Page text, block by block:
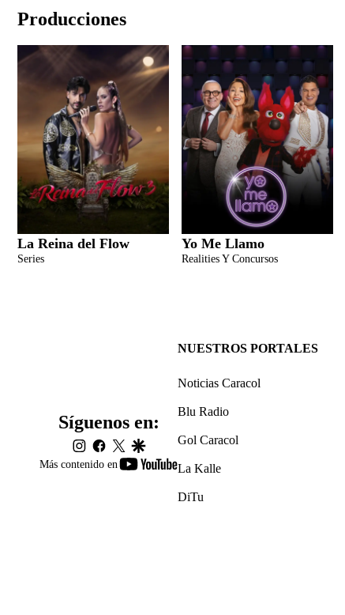
Producciones
La Reina del Flow
Series
Yo Me Llamo
Realities Y Concursos
Más contenido en
youtube-
Síguenos en:
instagram
facebook
twittergoogle
NUESTROS PORTALES
Noticias Caracol
Blu Radio
Gol Caracol
La Kalle
DiTu